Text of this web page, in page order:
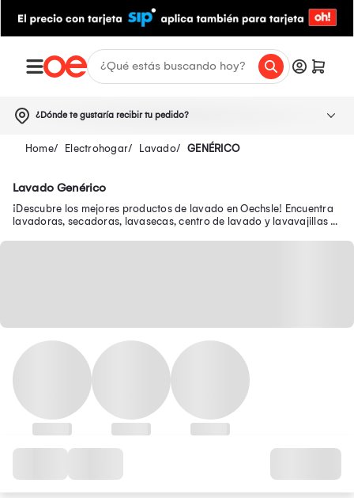
¿Dónde te gustaría recibir tu pedido?
Electrohogar Lavado GENÉRICO
Lavado Genérico
¡Descubre los mejores productos de lavado en Oechsle! Encuentra
lavadoras, secadoras, lavasecas, centro de lavado y lavavajillas a